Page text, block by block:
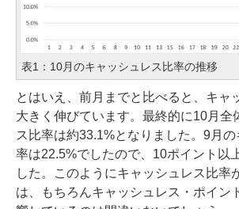
表1：10月のキャッシュレス比率の推移
とはいえ、前月までと比べると、キャ
大きく伸びています。最終的に10月全
ス比率は約33.1%となりました。9月
率は22.5%でしたので、10ポイント以
した。このようにキャッシュレス比率
は、もちろんキャッシュレス・ポイン